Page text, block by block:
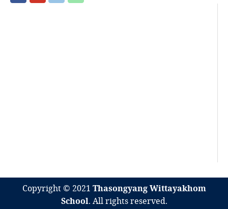
Copyright © 2021 Thasongyang Wittayakhom
School. All rights reserved.